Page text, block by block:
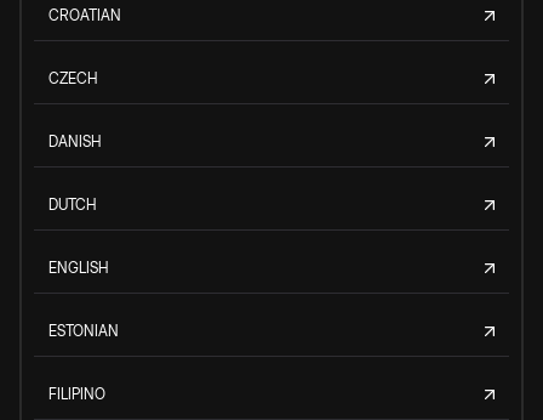
CROATIAN
CZECH
DANISH
DUTCH
ENGLISH
ESTONIAN
FILIPINO